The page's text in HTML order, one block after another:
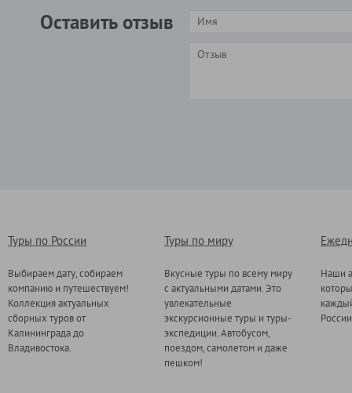
Оставить отзыв
Туры по России
Выбираем дату, собираем
компанию и путешествуем!
Коллекция актуальных
сборных туров от
Калининграда до
Владивостока.
Туры по миру
Вкусные туры по всему миру
с актуальными датами. Это
увлекательные
экскурсионные туры и туры-
экспедиции. Автобусом,
поездом, самолетом и даже
пешком!
Наши